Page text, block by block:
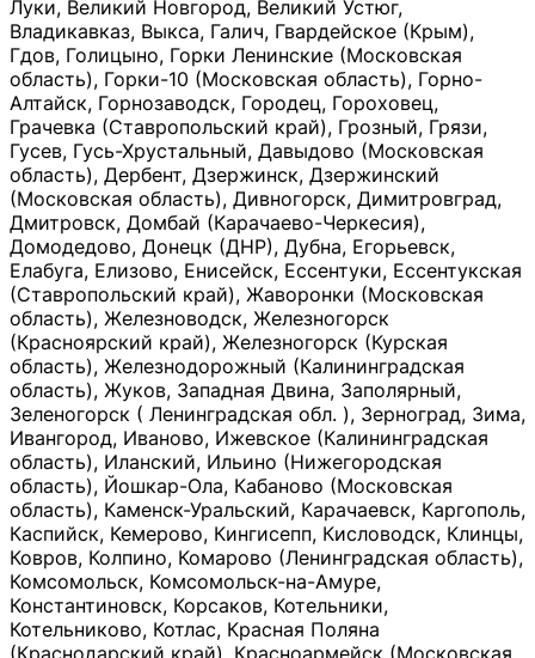
Луки, Великий Новгород, Великий Устюг,
Владикавказ, Выкса, Галич, Гвардейское (Крым),
Гдов, Голицыно, Горки Ленинские (Московская
область), Горки-10 (Московская область), Горно-
Алтайск, Горнозаводск, Городец, Гороховец,
Грачевка (Ставропольский край), Грозный, Грязи,
Гусев, Гусь-Хрустальный, Давыдово (Московская
область), Дербент, Дзержинск, Дзержинский
(Московская область), Дивногорск, Димитровград,
Дмитровск, Домбай (Карачаево-Черкесия),
Домодедово, Донецк (ДНР), Дубна, Егорьевск,
Елабуга, Елизово, Енисейск, Ессентуки, Ессентукская
(Ставропольский край), Жаворонки (Московская
область), Железноводск, Железногорск
(Красноярский край), Железногорск (Курская
область), Железнодорожный (Калининградская
область), Жуков, Западная Двина, Заполярный,
Зеленогорск ( Ленинградская обл. ), Зерноград, Зима,
Ивангород, Иваново, Ижевское (Калининградская
область), Иланский, Ильино (Нижегородская
область), Йошкар-Ола, Кабаново (Московская
область), Каменск-Уральский, Карачаевск, Каргополь,
Каспийск, Кемерово, Кингисепп, Кисловодск, Клинцы,
Ковров, Колпино, Комарово (Ленинградская область),
Комсомольск, Комсомольск-на-Амуре,
Константиновск, Корсаков, Котельники,
Котельниково, Котлас, Красная Поляна
(Краснодарский край), Красноармейск (Московская